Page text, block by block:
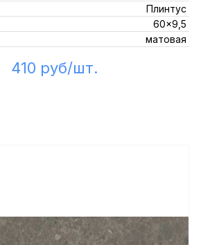
Плинтус
60x9,5
матовая
410 руб/шт.